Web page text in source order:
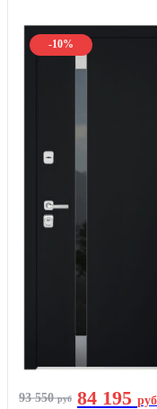
-10%
93 550руб 84 195 руб